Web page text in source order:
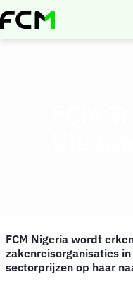
Overslaan
en
FCM Nigeria wordt
zakenreisorganisaties
sectorprijzen op haar